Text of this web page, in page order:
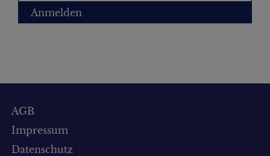
Anmelden
AGB
Impressum
Datenschutz